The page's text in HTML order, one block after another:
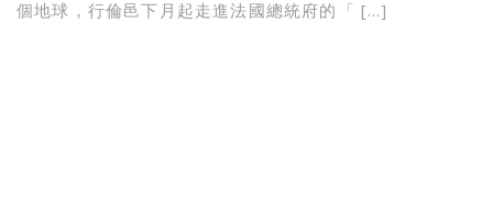
個地球，行倫邑下月起走進法國總統府的「 […]